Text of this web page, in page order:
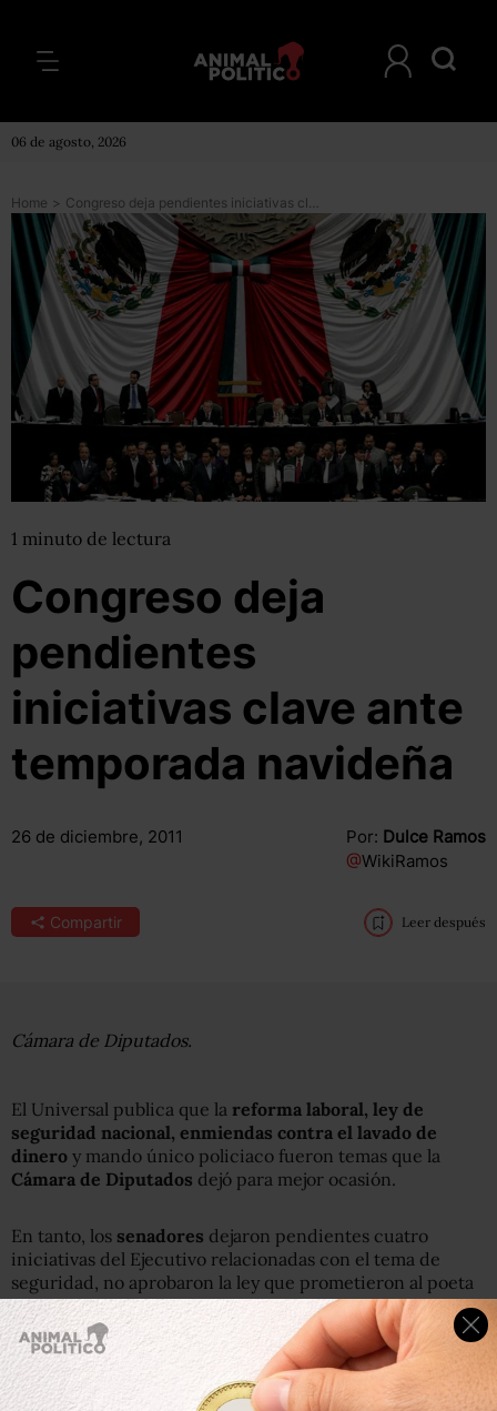
06 de agosto, 2026
Home > Congreso deja pendientes iniciativas clave ante temporada navideña
1 minuto de lectura
Congreso deja
pendientes
iniciativas clave ante
temporada navideña
26 de diciembre, 2011 Por: Dulce Ramos
@WikiRamos
Compartir Leer después
Cámara de Diputados.
El Universal publica que la reforma laboral, ley de
seguridad nacional, enmiendas contra el lavado de
dinero y mando único policiaco fueron temas que la
Cámara de Diputados dejó para mejor ocasión.
En tanto, los senadores dejaron pendientes cuatro
iniciativas del Ejecutivo relacionadas con el tema de
seguridad, no aprobaron la ley que prometieron al poeta
Javier Sicilia, vinculada a la atención a víctimas de
violación de derechos humanos; federalizar los delitos
contra periodistas; y en materia de salud, la regulación
de la reproducción asistida, como los vientres
subrogados.